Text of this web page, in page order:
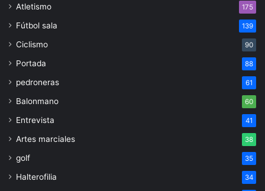
Atletismo 175
Fútbol sala 139
Ciclismo 90
Portada 88
pedroneras 61
Balonmano 60
Entrevista 41
Artes marciales 38
golf 35
Halterofilia 34